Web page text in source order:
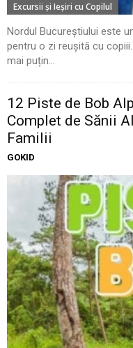
Excursii şi Ieşiri cu Copilul
Nordul Bucureștiului este
pentru o zi reușită cu
mai puțin...
12 Piste de Bob
Complet de Sănii
Familii
GOKID